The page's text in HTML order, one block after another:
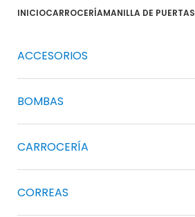
INICIOCARROCERÍAMANILLA DE PUERTAS
ACCESORIOS
BOMBAS
CARROCERÍA
CORREAS